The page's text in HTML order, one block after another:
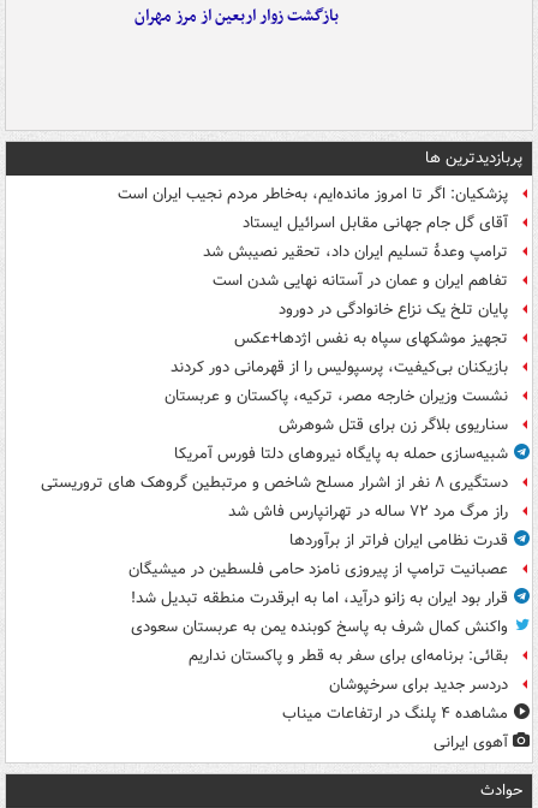
بازگشت زوار اربعین از مرز مهران
پربازدیدترین ها
پزشکیان: اگر تا امروز مانده‌ایم، به‌خاطر مردم نجیب ایران است
آقای گل جام جهانی مقابل اسرائیل ایستاد
ترامپ وعدۀ تسلیم ایران داد، تحقیر نصیبش شد
تفاهم ایران و عمان در آستانه نهایی شدن است
پایان تلخ یک نزاع خانوادگی در دورود
تجهیز موشکهای سپاه به نفس اژدها+عکس
بازیکنان بی‌کیفیت، پرسپولیس را از قهرمانی دور کردند
نشست وزیران خارجه مصر، ترکیه، پاکستان و عربستان
سناریوی بلاگر زن برای قتل شوهرش
شبیه‌سازی حمله به پایگاه نیروهای دلتا فورس آمریکا
دستگیری ۸ نفر از اشرار مسلح شاخص و مرتبطین گروهک های تروریستی
راز مرگ مرد ۷۲ ساله در تهرانپارس فاش شد
قدرت نظامی ایران فراتر از برآوردها
عصبانیت ترامپ از پیروزی نامزد حامی فلسطین در میشیگان
قرار بود ایران به زانو درآید، اما به ابرقدرت منطقه تبدیل شد!
واکنش کمال شرف به پاسخ کوبنده یمن به عربستان سعودی
بقائی: برنامه‌ای برای سفر به قطر و پاکستان نداریم
دردسر جدید برای سرخپوشان
مشاهده ۴ پلنگ در ارتفاعات میناب
آهوی ایرانی
حوادث